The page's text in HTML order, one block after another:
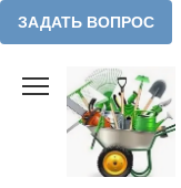
содержанию